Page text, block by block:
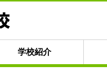
学校紹介